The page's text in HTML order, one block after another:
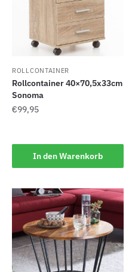
ROLLCONTAINER
Rollcontainer 40×70,5x33cm
Sonoma
€99,95
In den Warenkorb